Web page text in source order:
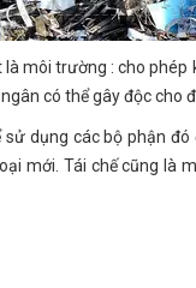
môi trường : cho
có thể gây độc cho
dụng các bộ phận
mới. Tái chế cũng là